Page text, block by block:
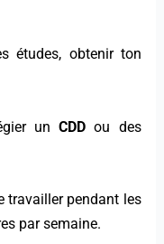
études, obtenir ton
unCDD ou des
travailler pendant les
par semaine.